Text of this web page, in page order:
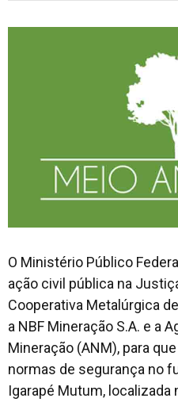
O Ministério Público
ação civil pública na
Cooperativa Metalúrgica
a NBF Mineração S.A. e a
Mineração (ANM), para
normas de segurança no
Igarapé Mutum, localizada